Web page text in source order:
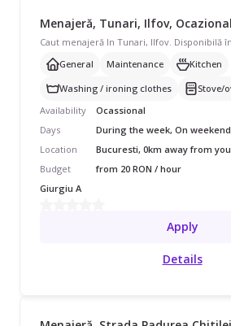
General
Maintenance
Kitchen
Washing / ironing clothes
Stove/
Availability
Ocassional
Days
During the week, On
Location
Bucuresti, 0km away from you
Budget
from 20 RON / hour
Giurgiu A
Apply
Details